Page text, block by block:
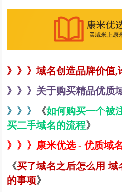
》》》域名创造品牌价值,
》》》 关于购买精品优质
》》》
《如何购买一个被
买二手域名的流程》
》》》康米优选 - 优质域
《买了域名之后怎么用
的事项》